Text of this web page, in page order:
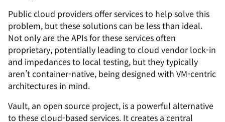
Public cloud providers offer services to help solve this
problem, but these solutions can be less than ideal.
Not only are the APIs for these services often
proprietary, potentially leading to cloud vendor lock-in
and impedances to local testing, but they typically
aren’t container-native, being designed with VM-centric
architectures in mind.
Vault, an open source project, is a powerful alternative
to these cloud-based services. It creates a central